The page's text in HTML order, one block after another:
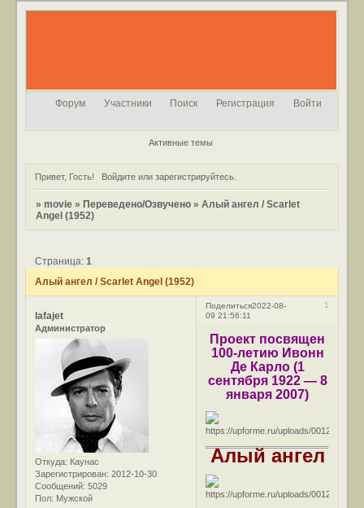
Форум Участники Поиск Регистрация Войти
Активные темы
Привет, Гость! Войдитеили зарегистрируйтесь.
»movie » Переведено/Озвучено »Алый ангел / Scarlet
Angel (1952)
Алый ангел / Scarlet Angel (1952)
Страница:1
Поделиться 1
2022-08-
09 21:56:11
lafajet
Администратор
Откуда: Каунас
Зарегистрирован: 2012-10-30
Сообщений: 5029
Пол: Мужской
Проект посвящен
100-летию Ивонн
Де Карло (1
сентября 1922 — 8
января 2007)
Алый ангел